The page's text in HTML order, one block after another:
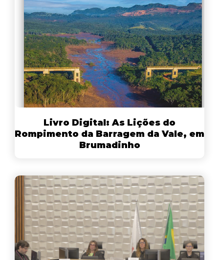
Livro Digital: As Lições do
Rompimento da Barragem da Vale, em
Brumadinho